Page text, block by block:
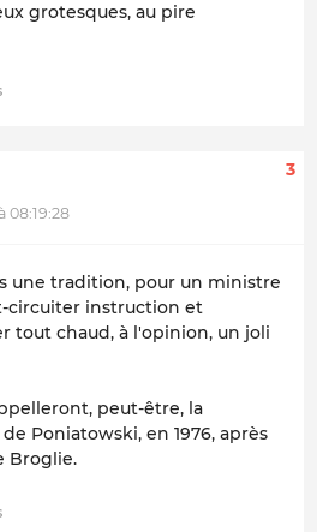
grotesques, au pire
08:19:28
3
une tradition, pour un ministre
circuiter instruction et
tout chaud, à l'opinion, un joli
peut-être, la
Poniatowski, en 1976, après
Broglie.